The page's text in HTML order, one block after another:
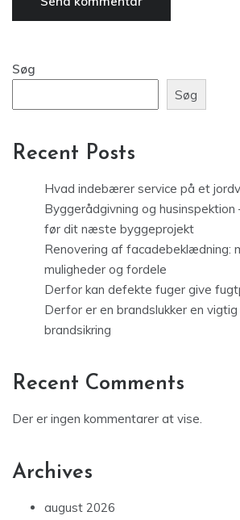
Søg
Søg
Recent Posts
Hvad indebærer service på et
Byggerådgivning og husinspektion
før dit næste byggeprojekt
Renovering af facadebeklædning:
muligheder og fordele
Derfor kan defekte fuger give
Derfor er en brandslukker en
brandsikring
Recent Comments
Der er ingen kommentarer at vise.
Archives
august 2026